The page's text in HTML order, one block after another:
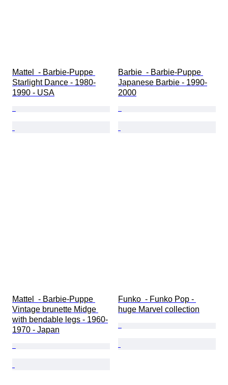
Mattel  - Barbie-Puppe
Starlight Dance - 1980-
1990 - USA
Barbie  - Barbie-Puppe
Japanese Barbie - 1990-
2000
Mattel  - Barbie-Puppe
Vintage brunette Midge
with bendable legs - 1960-
1970 - Japan
Funko  - Funko Pop -
huge Marvel collection